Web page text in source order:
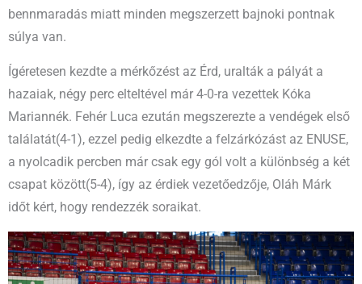
bennmaradás miatt minden megszerzett bajnoki pontnak
súlya van.
Ígéretesen kezdte a mérkőzést az Érd, uralták a pályát a
hazaiak, négy perc elteltével már 4-0-ra vezettek Kóka
Mariannék. Fehér Luca ezután megszerezte a vendégek első
találatát(4-1), ezzel pedig elkezdte a felzárkózást az ENUSE,
a nyolcadik percben már csak egy gól volt a különbség a két
csapat között(5-4), így az érdiek vezetőedzője, Oláh Márk
időt kért, hogy rendezzék soraikat.